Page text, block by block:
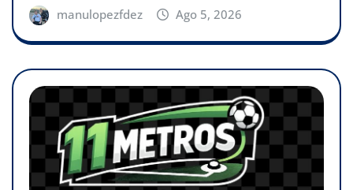
manulopezfdez Ago 5, 2026